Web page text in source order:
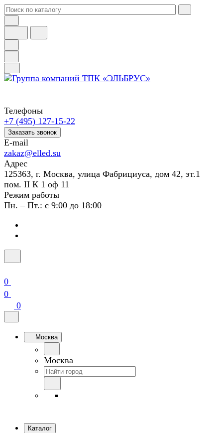
Телефоны
+7 (495) 127-15-22
Заказать звонок
E-mail
zakaz@elled.su
Адрес
125363, г. Москва, улица Фабрициуса, дом 42, эт.1
пом. II К 1 оф 11
Режим работы
Пн. – Пт.: с 9:00 до 18:00
0
0
0
Москва
Москва
Каталог